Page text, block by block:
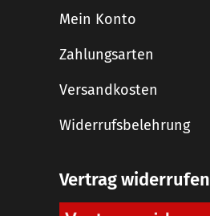
Mein Konto
Zahlungsarten
Versandkosten
Widerrufsbelehrung
Vertrag widerrufen